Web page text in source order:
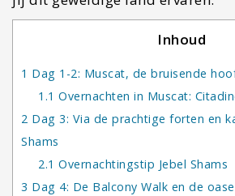
Inhoud
1 Dag 1-2: Muscat, de bruisende
1.1 Overnachten in Muscat:
2 Dag 3: Via de prachtige forten en
Shams
2.1 Overnachtingstip Jebel Shams
3 Dag 4: De Balcony Walk en de